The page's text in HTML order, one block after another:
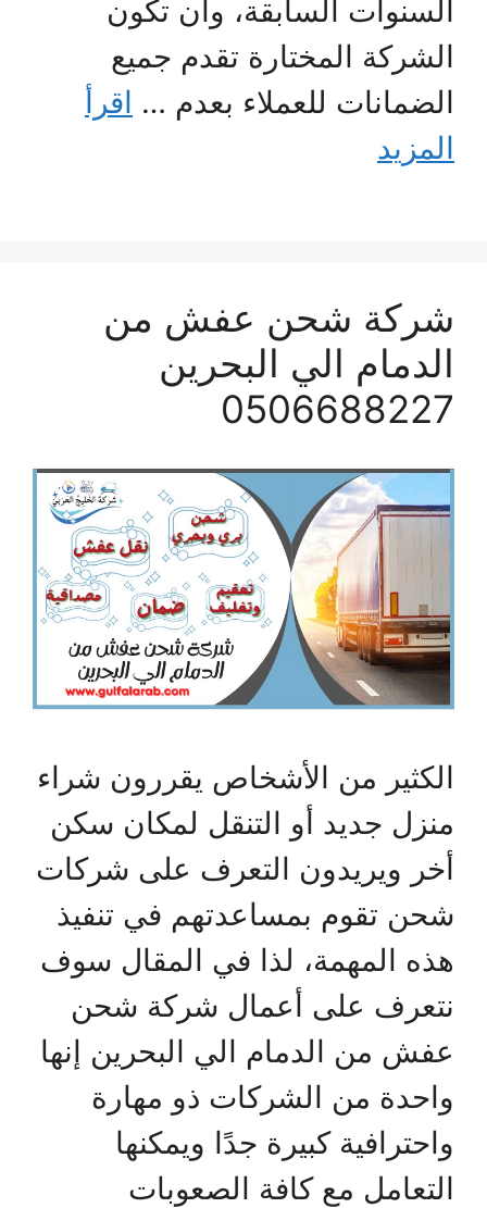
السنوات السابقة، وأن تكون
الشركة المختارة تقدم جميع
الضمانات للعملاء بعدم … اقرأ
المزيد
شركة شحن عفش من
الدمام الي البحرين
0506688227
الكثير من الأشخاص يقررون شراء
منزل جديد أو التنقل لمكان سكن
أخر ويريدون التعرف على شركات
شحن تقوم بمساعدتهم في تنفيذ
هذه المهمة، لذا في المقال سوف
نتعرف على أعمال شركة شحن
عفش من الدمام الي البحرين إنها
واحدة من الشركات ذو مهارة
واحترافية كبيرة جدًا ويمكنها
التعامل مع كافة الصعوبات